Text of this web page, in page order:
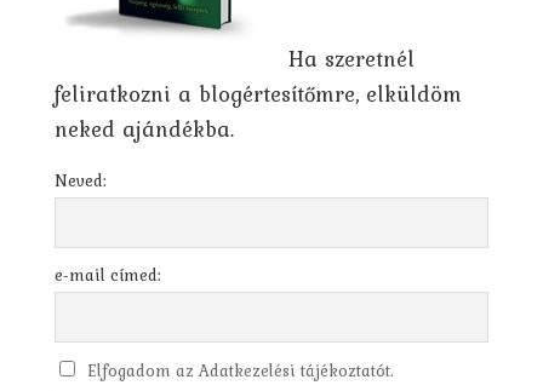
Ha szeretnél
feliratkozni a blogértesítőmre, elküldöm
neked ajándékba.
Neved:
e-mail címed:
Elfogadom az Adatkezelési tájékoztatót.